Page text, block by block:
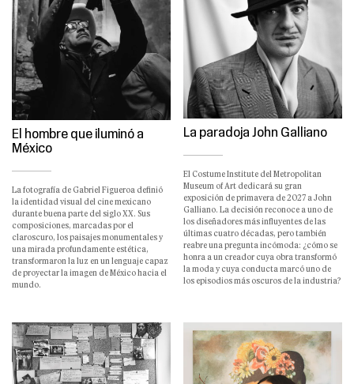
El hombre que iluminó a
México
La fotografía de Gabriel Figueroa definió
la identidad visual del cine mexicano
durante buena parte del siglo XX. Sus
composiciones, marcadas por el
claroscuro, los paisajes monumentales y
una mirada profundamente estética,
transformaron la luz en un lenguaje capaz
de proyectar la imagen de México hacia el
mundo.
La paradoja John Galliano
El Costume Institute del Metropolitan
Museum of Art dedicará su gran
exposición de primavera de 2027 a John
Galliano. La decisión reconoce a uno de
los diseñadores más influyentes de las
últimas cuatro décadas, pero también
reabre una pregunta incómoda: ¿cómo se
honra a un creador cuya obra transformó
la moda y cuya conducta marcó uno de
los episodios más oscuros de la industria?